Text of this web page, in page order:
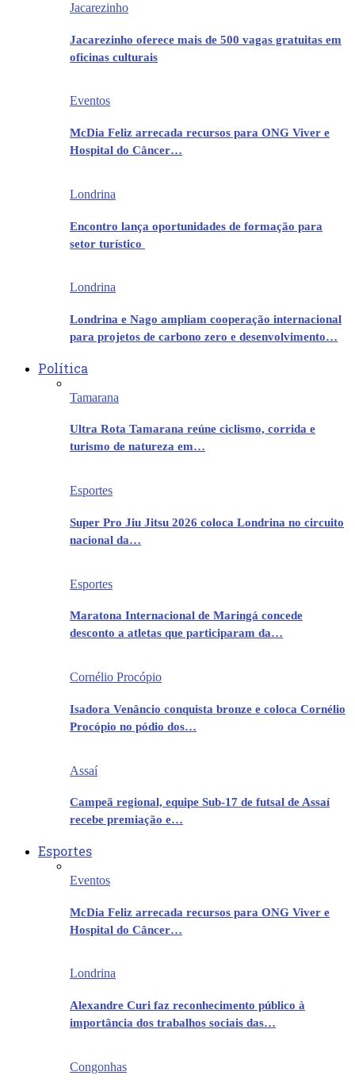
Jacarezinho
Jacarezinho oferece mais de 500 vagas gratuitas em
oficinas culturais
Eventos
McDia Feliz arrecada recursos para ONG Viver e
Hospital do Câncer…
Londrina
Encontro lança oportunidades de formação para
setor turístico
Londrina
Londrina e Nago ampliam cooperação internacional
para projetos de carbono zero e desenvolvimento…
Política
Tamarana
Ultra Rota Tamarana reúne ciclismo, corrida e
turismo de natureza em…
Esportes
Super Pro Jiu Jitsu 2026 coloca Londrina no circuito
nacional da…
Esportes
Maratona Internacional de Maringá concede
desconto a atletas que participaram da…
Cornélio Procópio
Isadora Venâncio conquista bronze e coloca Cornélio
Procópio no pódio dos…
Assaí
Campeã regional, equipe Sub-17 de futsal de Assaí
recebe premiação e…
Esportes
Eventos
McDia Feliz arrecada recursos para ONG Viver e
Hospital do Câncer…
Londrina
Alexandre Curi faz reconhecimento público à
importância dos trabalhos sociais das…
Congonhas